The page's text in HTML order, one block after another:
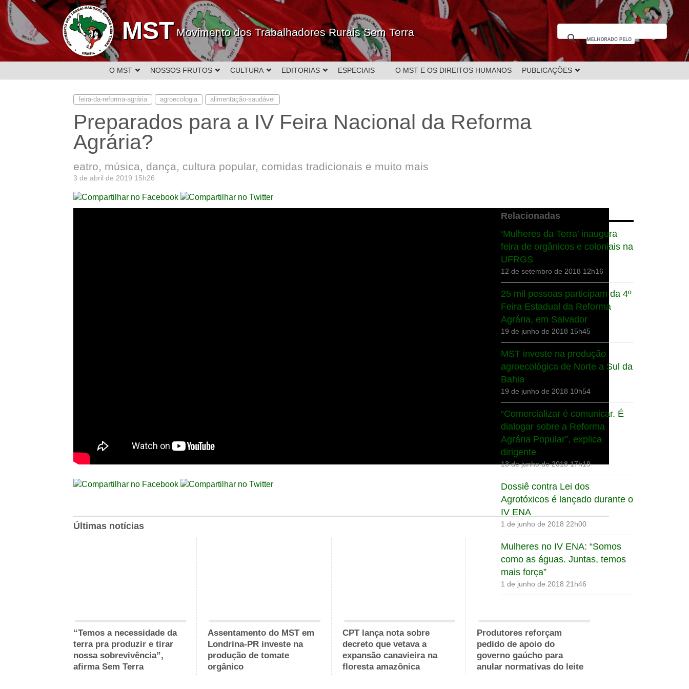
MST Movimento dos Trabalhadores Rurais Sem Terra
O MST NOSSOS FRUTOS CULTURA EDITORIAS ESPECIAIS O MST E OS DIREITOS HUMANOS PUBLICAÇÕES
feira-da-reforma-agrária agroecologia alimentação-saudável
Preparados para a IV Feira Nacional da Reforma
Agrária?
eatro, música, dança, cultura popular, comidas tradicionais e muito mais
3 de abril de 2019 15h26
Relacionadas
‘Mulheres da Terra’ inaugura
feira de orgânicos e coloniais na
UFRGS
12 de setembro de 2018 12h16
25 mil pessoas participam da 4º
Feira Estadual da Reforma
Agrária, em Salvador
19 de junho de 2018 15h45
MST investe na produção
agroecológica de Norte a Sul da
Bahia
19 de junho de 2018 10h54
“Comercializar é comunicar. É
dialogar sobre a Reforma
Agrária Popular”, explica
dirigente
13 de junho de 2018 17h19
Dossiê contra Lei dos
Agrotóxicos é lançado durante o
IV ENA
1 de junho de 2018 22h00
Mulheres no IV ENA: “Somos
como as águas. Juntas, temos
mais força”
1 de junho de 2018 21h46
Últimas notícias
“Temos a necessidade da
terra pra produzir e tirar
nossa sobrevivência”,
afirma Sem Terra
Assentamento do MST em
Londrina-PR investe na
produção de tomate
orgânico
CPT lança nota sobre
decreto que vetava a
expansão canavieira na
floresta amazônica
Produtores reforçam
pedido de apoio do
governo gaúcho para
anular normativas do leite